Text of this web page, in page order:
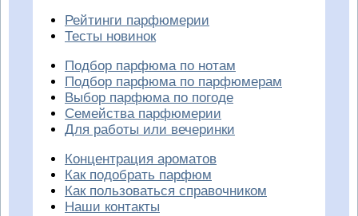
Рейтинги парфюмерии
Тесты новинок
Подбор парфюма по нотам
Подбор парфюма по парфюмерам
Выбор парфюма по погоде
Семейства парфюмерии
Для работы или вечеринки
Концентрация ароматов
Как подобрать парфюм
Как пользоваться справочником
Наши контакты